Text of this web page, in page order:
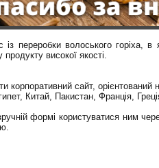
переробки волоського горіха,
високої якості.
корпоративний сайт, орієнтований
Китай, Пакистан, Франція,
формі користуватися ним